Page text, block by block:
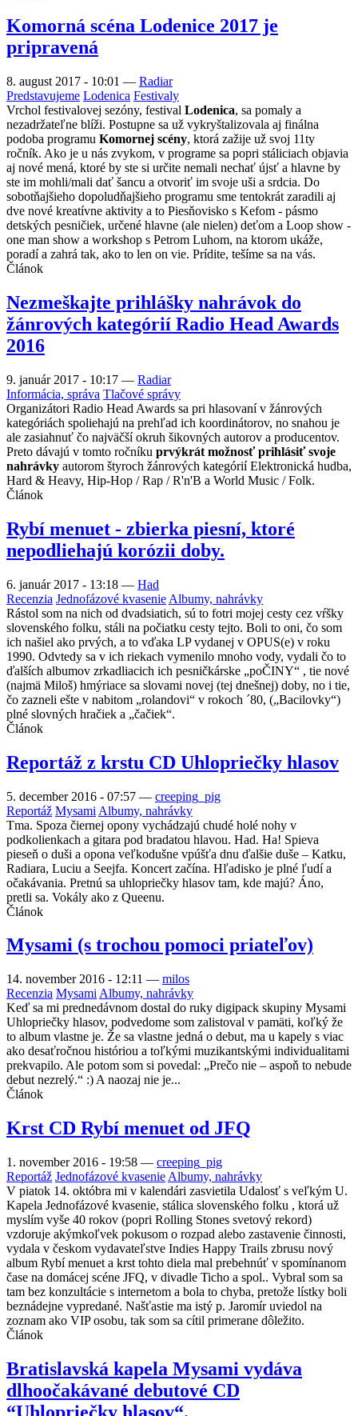
Komorná scéna Lodenice 2017 je
pripravená
8. august 2017 - 10:01 — Radiar
Predstavujeme Lodenica Festivaly
Vrchol festivalovej sezóny, festival Lodenica, sa pomaly a
nezadržateľne blíži. Postupne sa už vykryštalizovala aj finálna
podoba programu Komornej scény, ktorá zažije už svoj 11ty
ročník. Ako je u nás zvykom, v programe sa popri stáliciach objavia
aj nové mená, ktoré by ste si určite nemali nechať újsť a hlavne by
ste im mohli/mali dať šancu a otvoriť im svoje uši a srdcia. Do
sobotňajšieho dopoludňajšieho programu sme tentokrát zaradili aj
dve nové kreatívne aktivity a to Piesňovisko s Kefom - pásmo
detských pesničiek, určené hlavne (ale nielen) deťom a Loop show -
one man show a workshop s Petrom Luhom, na ktorom ukáže,
poradí a zahrá tak, ako to len on vie. Prídite, tešíme sa na vás.
Článok
Nezmeškajte prihlášky nahrávok do
žánrových kategórií Radio Head Awards
2016
9. január 2017 - 10:17 — Radiar
Informácia, správa Tlačové správy
Organizátori Radio Head Awards sa pri hlasovaní v žánrových
kategóriách spoliehajú na prehľad ich koordinátorov, no snahou je
ale zasiahnuť čo najväčší okruh šikovných autorov a producentov.
Preto dávajú v tomto ročníku prvýkrát možnosť prihlásiť svoje
nahrávky autorom štyroch žánrových kategórií Elektronická hudba,
Hard & Heavy, Hip-Hop / Rap / R'n'B a World Music / Folk.
Článok
Rybí menuet - zbierka piesní, ktoré
nepodliehajú korózii doby.
6. január 2017 - 13:18 — Had
Recenzia Jednofázové kvasenie Albumy, nahrávky
Rástol som na nich od dvadsiatich, sú to fotri mojej cesty cez vŕšky
slovenského folku, stáli na počiatku cesty tejto. Boli to oni, čo som
ich našiel ako prvých, a to vďaka LP vydanej v OPUS(e) v roku
1990. Odvtedy sa v ich riekach vymenilo mnoho vody, vydali čo to
ďalších albumov zrkadliacich ich pesničkárske „poČINY“ , tie nové
(najmä Miloš) hmýriace sa slovami novej (tej dnešnej) doby, no i tie,
čo zazneli ešte v nabitom „rolandovi“ v rokoch ´80, („Bacilovky“)
plné slovných hračiek a „čačiek“.
Článok
Reportáž z krstu CD Uhlopriečky hlasov
5. december 2016 - 07:57 — creeping_pig
Reportáž Mysami Albumy, nahrávky
Tma. Spoza čiernej opony vychádzajú chudé holé nohy v
podkolienkach a gitara pod bradatou hlavou. Had. Ha! Spieva
pieseň o duši a opona veľkodušne vpúšťa dnu ďalšie duše – Katku,
Radiara, Luciu a Seejfa. Koncert začína. Hľadisko je plné ľudí a
očakávania. Pretnú sa uhlopriečky hlasov tam, kde majú? Áno,
pretli sa. Vokály ako z Queenu.
Článok
Mysami (s trochou pomoci priateľov)
14. november 2016 - 12:11 — milos
Recenzia Mysami Albumy, nahrávky
Keď sa mi prednedávnom dostal do ruky digipack skupiny Mysami
Uhlopriečky hlasov, podvedome som zalistoval v pamäti, koľký že
to album vlastne je. Že sa vlastne jedná o debut, ma u kapely s viac
ako desaťročnou históriou a toľkými muzikantskými individualitami
prekvapilo. Ale potom som si povedal: „Prečo nie – aspoň to nebude
debut nezrelý.“ :) A naozaj nie je...
Článok
Krst CD Rybí menuet od JFQ
1. november 2016 - 19:58 — creeping_pig
Reportáž Jednofázové kvasenie Albumy, nahrávky
V piatok 14. októbra mi v kalendári zasvietila Udalosť s veľkým U.
Kapela Jednofázové kvasenie, stálica slovenského folku , ktorá už
myslím vyše 40 rokov (popri Rolling Stones svetový rekord)
vzdoruje akýmkoľvek pokusom o rozpad alebo zastavenie činnosti,
vydala v českom vydavateľstve Indies Happy Trails zbrusu nový
album Rybí menuet a krst tohto diela mal prebehnúť v spomínanom
čase na domácej scéne JFQ, v divadle Ticho a spol.. Vybral som sa
tam bez konzultácie s internetom a bola to chyba, pretože lístky boli
beznádejne vypredané. Našťastie ma istý p. Jaromír uviedol na
zoznam ako VIP osobu, tak som sa cítil primerane dôležito.
Článok
Bratislavská kapela Mysami vydáva
dlhoočakávané debutové CD